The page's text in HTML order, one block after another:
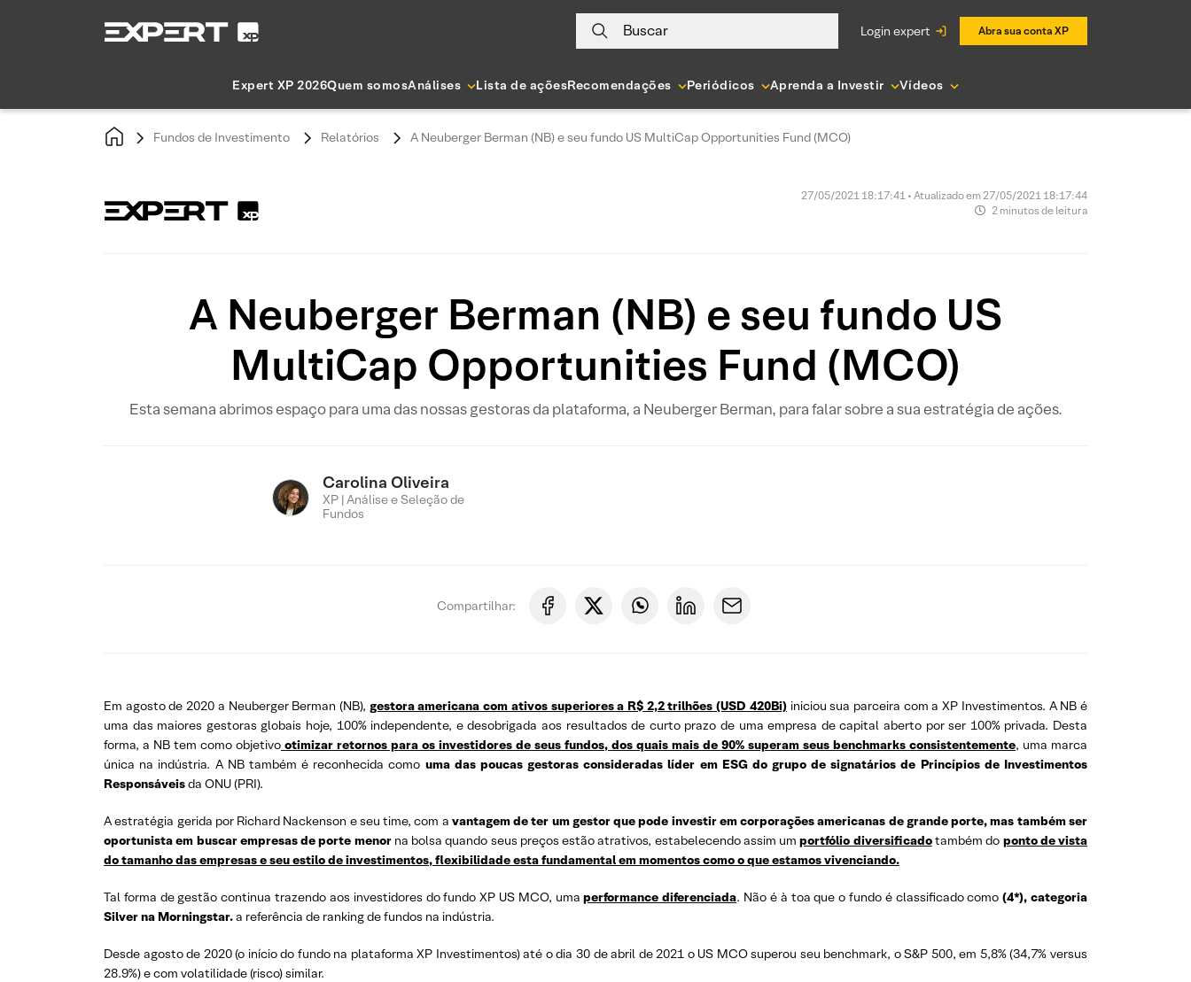
Buscar login expert Abra sua conta XP
Expert XP 2026Quem somosAnálises Lista de açõesRecomendações Periódicos Aprenda a Investir Vídeos
Fundos de Investimento Relatórios A Neuberger Berman (NB) e seu fundo US MultiCap Opportunities Fund (MCO)
27/05/2021 18:17:41 • Atualizado em 27/05/2021 18:17:44
2 minutos de leitura
A Neuberger Berman (NB) e seu fundo US
MultiCap Opportunities Fund (MCO)
Esta semana abrimos espaço para uma das nossas gestoras da plataforma, a Neuberger Berman, para falar sobre a sua estratégia de ações.
Carolina Oliveira
XP | Análise e Seleção de
Fundos
Compartilhar:
Em agosto de 2020 a Neuberger Berman (NB), gestora americana com ativos superiores a R$ 2,2 trilhões (USD 420Bi)iniciou sua parceira com a XP Investimentos. A NB é
uma das maiores gestoras globais hoje, 100% independente, e desobrigada aos resultados de curto prazo de uma empresa de capital aberto por ser 100% privada. Desta
forma, a NB tem como objetivo otimizar retornos para os investidores de seus fundos, dos quais mais de 90% superam seus benchmarks consistentemente, uma marca
única na indústria. A NB também é reconhecida como uma das poucas gestoras consideradas líder em ESG do grupo de signatários de Princípios de Investimentos
Responsáveisda ONU (PRI).
A estratégia gerida por Richard Nackenson e seu time, com a vantagem de ter um gestor que pode investir em corporações americanas de grande porte, mas também ser
oportunista em buscar empresas de porte menorna bolsa quando seus preços estão atrativos, estabelecendo assim umportfólio diversificadotambém do ponto de vista
do tamanho das empresas e seu estilo de investimentos, flexibilidade esta fundamental em momentos como o que estamos vivenciando.
Tal forma de gestão continua trazendo aos investidores do fundo XP US MCO, umaperformance diferenciada. Não é à toa que o fundo é classificado como(4*), categoria
Silver na Morningstar.a referência de ranking de fundos na indústria.
Desde agosto de 2020 (o início do fundo na plataforma XP Investimentos) até o dia 30 de abril de 2021 o US MCO superou seu benchmark, o S&P 500, em 5,8% (34,7% versus
28.9%) e com volatilidade (risco) similar.